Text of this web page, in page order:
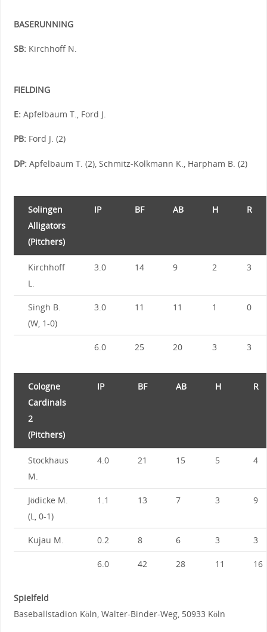
BASERUNNING
SB:Kirchhoff N.
FIELDING
E:Apfelbaum T., Ford J.
PB:Ford J. (2)
DP:Apfelbaum T. (2), Schmitz-Kolkmann K., Harpham B. (2)
Solingen
Alligators
(Pitchers)
IP BF AB H R
Kirchhoff
L.
3.0 14 9 2 3
Singh B.
(W, 1-0)
3.0 11 11 1 0
6.0 25 20 3 3
Cologne
Cardinals
2
(Pitchers)
IP BF AB H R
Stockhaus
M.
4.0 21 15 5 4
Jödicke M.
(L, 0-1)
1.1 13 7 3 9
Kujau M. 0.2 8 6 3 3
6.0 42 28 11 16
Spielfeld
Baseballstadion Köln, Walter-Binder-Weg, 50933 Köln